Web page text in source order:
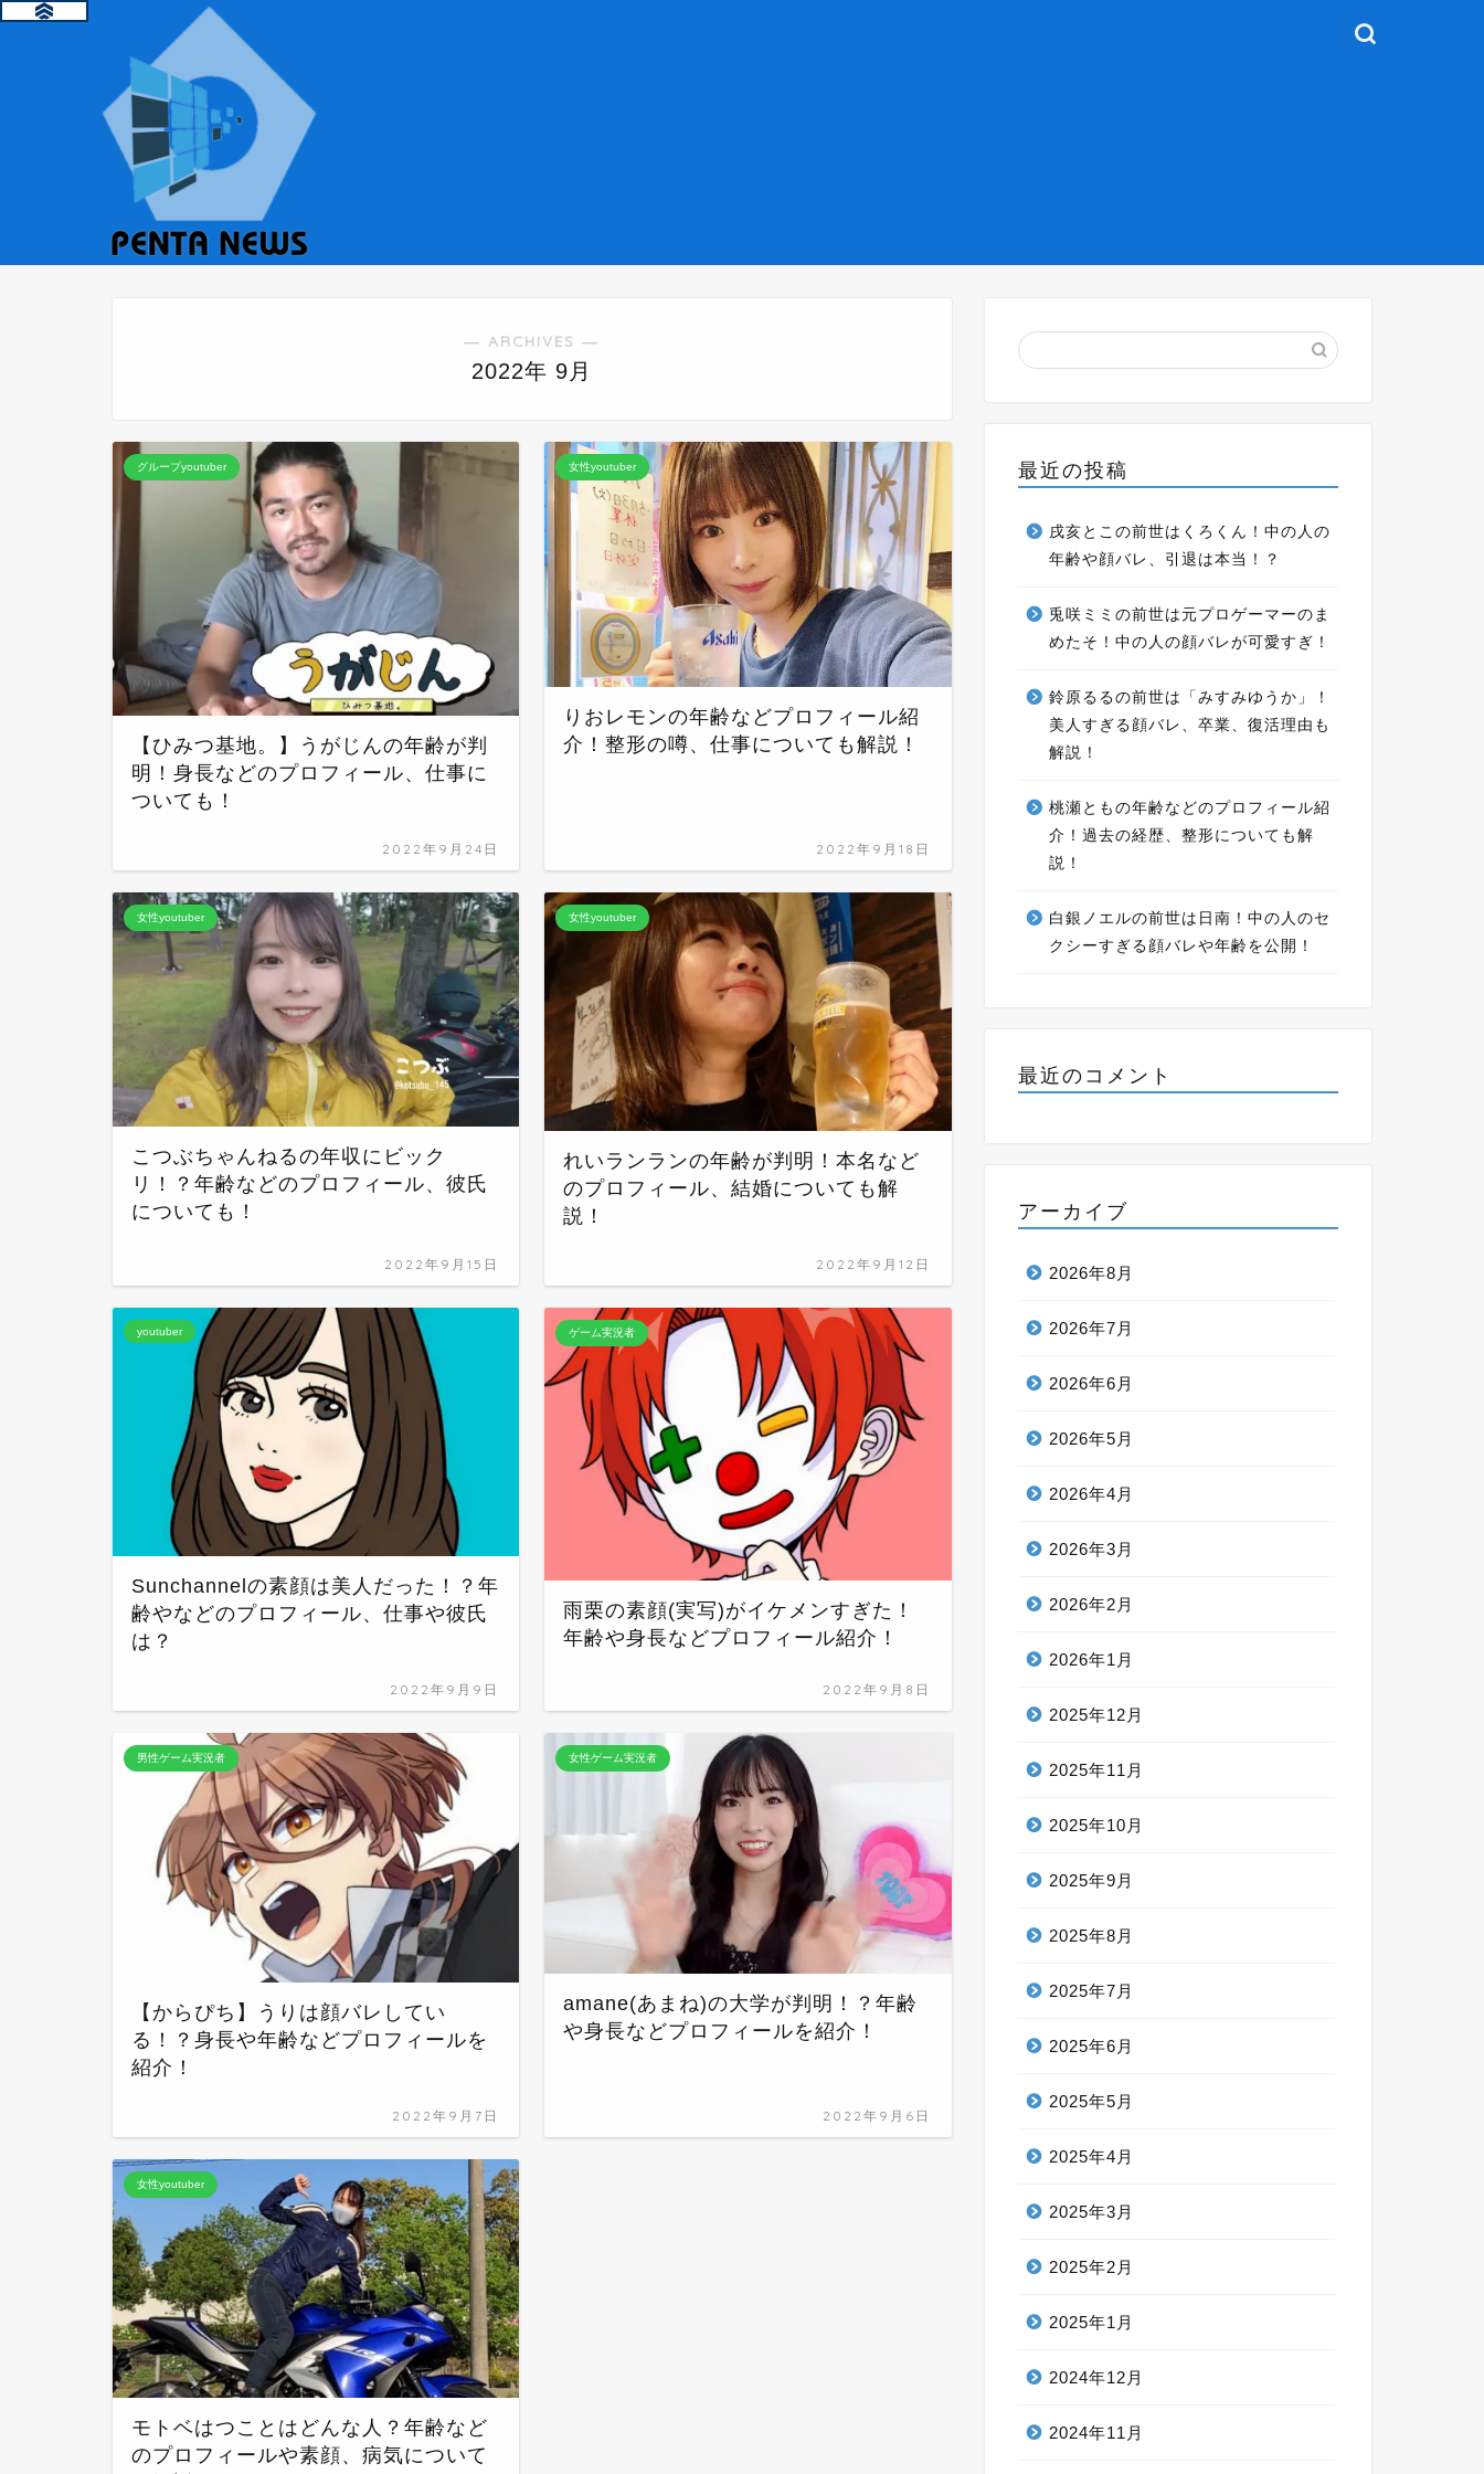
― ARCHIVES ―
2022年 9月
グループyoutuber
【ひみつ基地。】うがじんの年齢が判
明！身長などのプロフィール、仕事に
ついても！
2022年9月24日
女性youtuber
りおレモンの年齢などプロフィール紹
介！整形の噂、仕事についても解説！
2022年9月18日
女性youtuber
こつぶちゃんねるの年収にビック
リ！？年齢などのプロフィール、彼氏
についても！
2022年9月15日
女性youtuber
れいランランの年齢が判明！本名など
のプロフィール、結婚についても解
説！
2022年9月12日
youtuber
Sunchannelの素顔は美人だった！？年
齢やなどのプロフィール、仕事や彼氏
は？
2022年9月9日
ゲーム実況者
雨栗の素顔(実写)がイケメンすぎた！
年齢や身長などプロフィール紹介！
2022年9月8日
男性ゲーム実況者
【からぴち】うりは顔バレしてい
る！？身長や年齢などプロフィールを
紹介！
2022年9月7日
女性ゲーム実況者
amane(あまね)の大学が判明！？年齢
や身長などプロフィールを紹介！
2022年9月6日
女性youtuber
モトベはつことはどんな人？年齢など
のプロフィールや素顔、病気について
最近の投稿
戌亥とこの前世はくろくん！中の人の
年齢や顔バレ、引退は本当！？
兎咲ミミの前世は元プロゲーマーのま
めたそ！中の人の顔バレが可愛すぎ！
鈴原るるの前世は「みすみゆうか」！
美人すぎる顔バレ、卒業、復活理由も
解説！
桃瀬ともの年齢などのプロフィール紹
介！過去の経歴、整形についても解
説！
白銀ノエルの前世は日南！中の人のセ
クシーすぎる顔バレや年齢を公開！
最近のコメント
アーカイブ
2026年8月
2026年7月
2026年6月
2026年5月
2026年4月
2026年3月
2026年2月
2026年1月
2025年12月
2025年11月
2025年10月
2025年9月
2025年8月
2025年7月
2025年6月
2025年5月
2025年4月
2025年3月
2025年2月
2025年1月
2024年12月
2024年11月